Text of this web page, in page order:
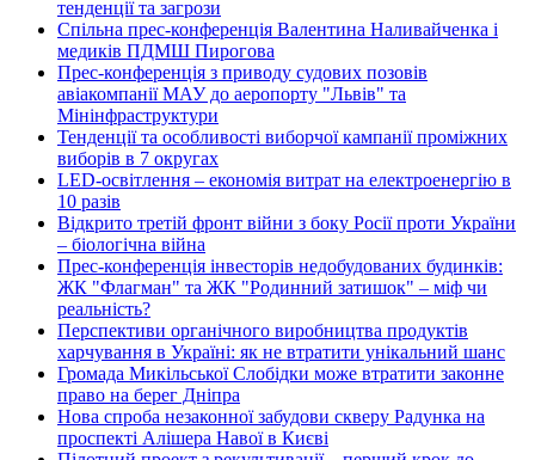
тенденції та загрози
Спільна прес-конференція Валентина Наливайченка і
медиків ПДМШ Пирогова
Прес-конференція з приводу судових позовів
авіакомпанії МАУ до аеропорту "Львів" та
Мінінфраструктури
Тенденції та особливості виборчої кампанії проміжних
виборів в 7 округах
LED-освітлення – економія витрат на електроенергію в
10 разів
Відкрито третій фронт війни з боку Росії проти України
– біологічна війна
Прес-конференція інвесторів недобудованих будинків:
ЖК "Флагман" та ЖК "Родинний затишок" – міф чи
реальність?
Перспективи органічного виробництва продуктів
харчування в Україні: як не втратити унікальний шанс
Громада Микільської Слобідки може втратити законне
право на берег Дніпра
Нова спроба незаконної забудови скверу Радунка на
проспекті Алішера Навої в Києві